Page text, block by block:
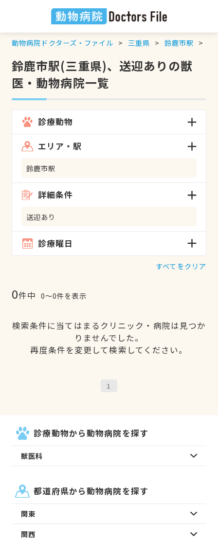
動物病院ドクターズ・ファイル 三重県 鈴鹿市駅
鈴鹿市駅(三重県)、送迎ありの獣
医・動物病院一覧
診療動物
エリア・駅
鈴鹿市駅
詳細条件
送迎あり
診療曜日
すべてをクリア
0件中 0〜0件を表示
検索条件に当てはまるクリニック・病院は見つか
りませんでした。
再度条件を変更して検索してください。
1
診療動物から動物病院を探す
獣医科
都道府県から動物病院を探す
関東
関西